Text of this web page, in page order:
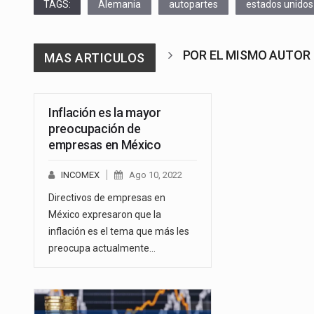
TAGS: Alemania autopartes estados unidos
MAS ARTICULOS POR EL MISMO AUTOR
Inflación es la mayor
preocupación de
empresas en México
INCOMEX Ago 10, 2022
Directivos de empresas en
México expresaron que la
inflación es el tema que más les
preocupa actualmente…